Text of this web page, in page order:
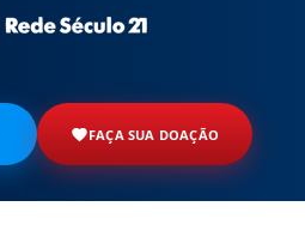
FAÇA SUA DOAÇÃO